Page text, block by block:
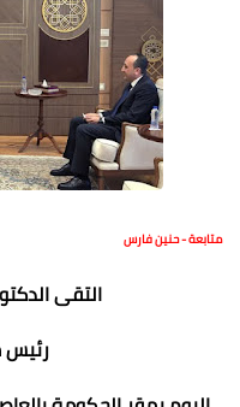
متابعة - حنين فارس
التقى
رئيس